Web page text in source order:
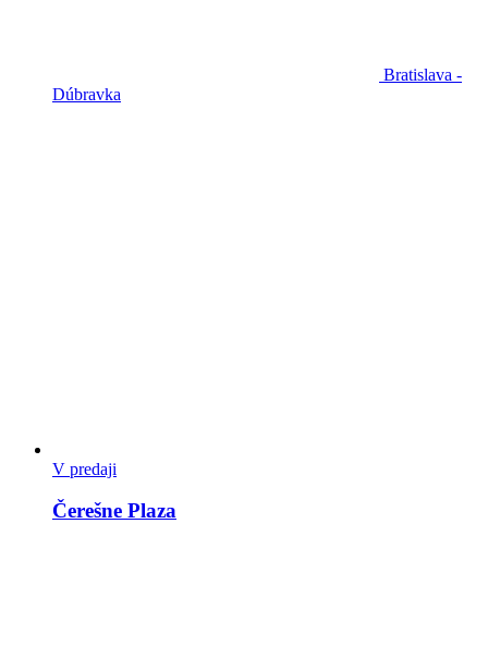
Bratislava -
Dúbravka
V predaji
Čerešne Plaza